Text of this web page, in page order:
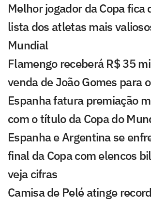
Melhor jogador da Copa fica
lista dos atletas mais
Mundial
Flamengo receberá R$ 35
venda de João Gomes para
Espanha fatura premiação
com o título da Copa do
Espanha e Argentina se
final da Copa com elencos
veja cifras
Camisa de Pelé atinge